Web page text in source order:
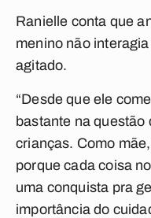
Ranielle conta que
menino não
agitado.
“Desde que ele
bastante na questão
crianças. Como
porque cada coisa
uma conquista pra
importância do